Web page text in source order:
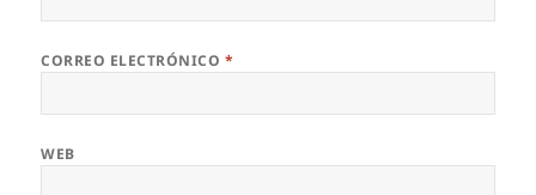
CORREO ELECTRÓNICO *
WEB